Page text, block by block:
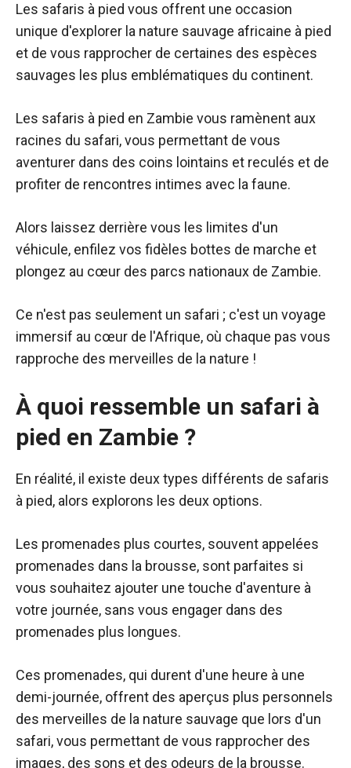
Les safaris à pied vous offrent une occasion
unique d'explorer la nature sauvage africaine à pied
et de vous rapprocher de certaines des espèces
sauvages les plus emblématiques du continent.
Les safaris à pied en Zambie vous ramènent aux
racines du safari, vous permettant de vous
aventurer dans des coins lointains et reculés et de
profiter de rencontres intimes avec la faune.
Alors laissez derrière vous les limites d'un
véhicule, enfilez vos fidèles bottes de marche et
plongez au cœur des parcs nationaux de Zambie.
Ce n'est pas seulement un safari ; c'est un voyage
immersif au cœur de l'Afrique, où chaque pas vous
rapproche des merveilles de la nature !
À quoi ressemble un safari à
pied en Zambie ?
En réalité, il existe deux types différents de safaris
à pied, alors explorons les deux options.
Les promenades plus courtes, souvent appelées
promenades dans la brousse, sont parfaites si
vous souhaitez ajouter une touche d'aventure à
votre journée, sans vous engager dans des
promenades plus longues.
Ces promenades, qui durent d'une heure à une
demi-journée, offrent des aperçus plus personnels
des merveilles de la nature sauvage que lors d'un
safari, vous permettant de vous rapprocher des
images, des sons et des odeurs de la brousse.